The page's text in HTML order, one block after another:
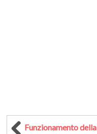
Funzionamento della